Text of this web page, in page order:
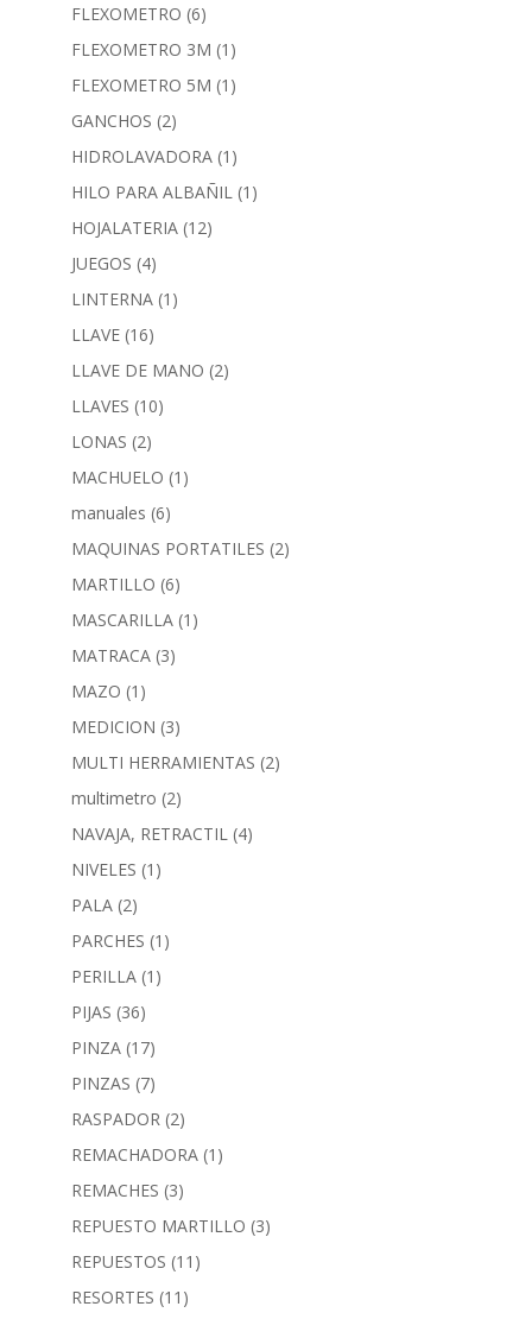
FLEXOMETRO (6)
FLEXOMETRO 3M (1)
FLEXOMETRO 5M (1)
GANCHOS (2)
HIDROLAVADORA (1)
HILO PARA ALBAÑIL (1)
HOJALATERIA (12)
JUEGOS (4)
LINTERNA (1)
LLAVE (16)
LLAVE DE MANO (2)
LLAVES (10)
LONAS (2)
MACHUELO (1)
manuales (6)
MAQUINAS PORTATILES (2)
MARTILLO (6)
MASCARILLA (1)
MATRACA (3)
MAZO (1)
MEDICION (3)
MULTI HERRAMIENTAS (2)
multimetro (2)
NAVAJA, RETRACTIL (4)
NIVELES (1)
PALA (2)
PARCHES (1)
PERILLA (1)
PIJAS (36)
PINZA (17)
PINZAS (7)
RASPADOR (2)
REMACHADORA (1)
REMACHES (3)
REPUESTO MARTILLO (3)
REPUESTOS (11)
RESORTES (11)